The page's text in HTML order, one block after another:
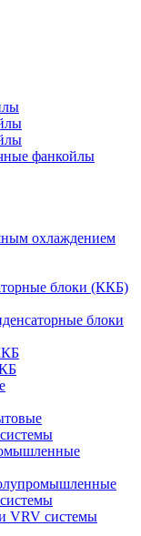
фанкойлы
охлаждением
блоки (ККБ)
блоки
VRV системы